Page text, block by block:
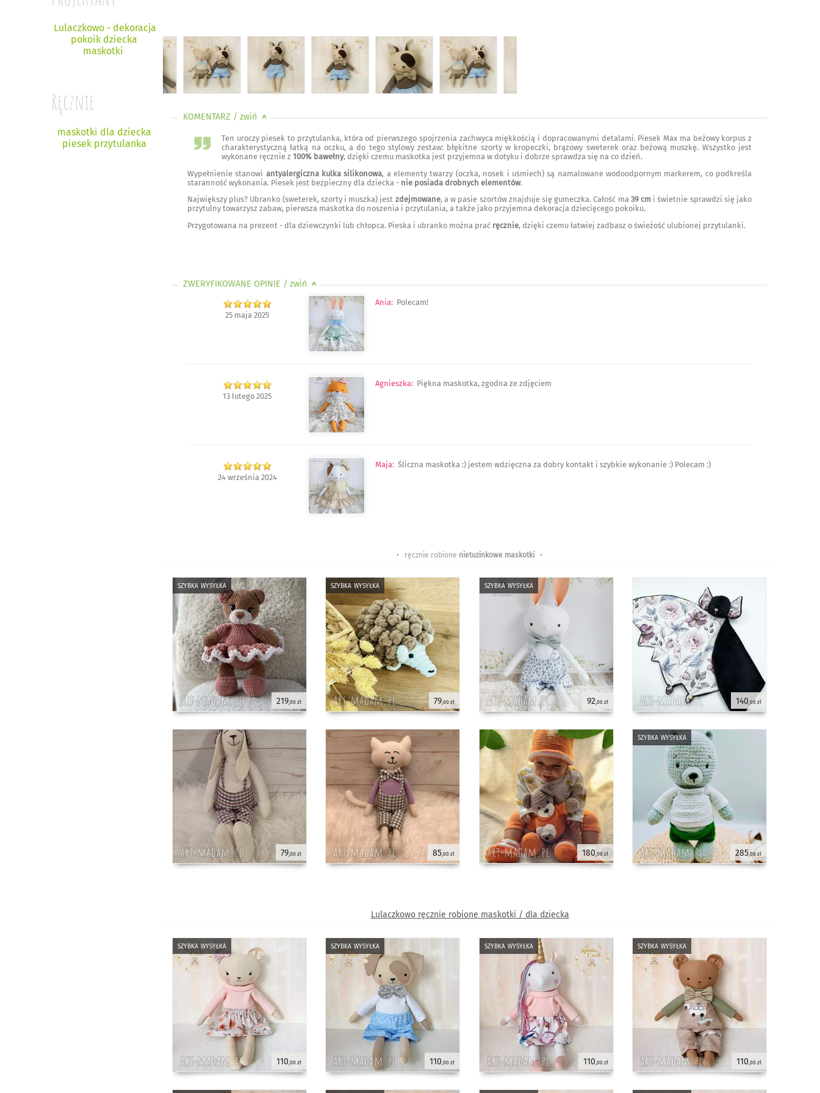
Lulaczkowo - dekoracja
pokoik dziecka
maskotki
Ręcznie
maskotki dla dziecka
piesek przytulanka
KOMENTARZ / zwiń <
Ten uroczy piesek to przytulanka, która od pierwszego spojrzenia zachwyca miękkością i dopracowanymi detalami. Piesek Max ma beżowy korpus z
charakterystyczną łatką na oczku, a do tego stylowy zestaw: błękitne szorty w kropeczki, brązowy sweterek oraz beżową muszkę. Wszystko jest
wykonane ręcznie z 100% bawełny, dzięki czemu maskotka jest przyjemna w dotyku i dobrze sprawdza się na co dzień.
Wypełnienie stanowi antyalergiczna kulka silikonowa, a elementy twarzy (oczka, nosek i uśmiech) są namalowane wodoodpornym markerem, co podkreśla
staranność wykonania. Piesek jest bezpieczny dla dziecka - nie posiada drobnych elementów.
Największy plus? Ubranko (sweterek, szorty i muszka) jest zdejmowane, a w pasie szortów znajduje się gumeczka. Całość ma 39 cmi świetnie sprawdzi się jako
przytulny towarzysz zabaw, pierwsza maskotka do noszenia i przytulania, a także jako przyjemna dekoracja dziecięcego pokoiku.
Przygotowana na prezent - dla dziewczynki lub chłopca. Pieska i ubranko można prać ręcznie, dzięki czemu łatwiej zadbasz o świeżość ulubionej przytulanki.
ZWERYFIKOWANE OPINIE / zwiń >
25 maja 2025
Ania: Polecam!
13 lutego 2025
Agnieszka: Piękna maskotka, zgodna ze zdjęciem
24 września 2024
Maja: Śliczna maskotka :) jestem wdzięczna za dobry kontakt i szybkie wykonanie :) Polecam :)
• ręcznie robione nietuzinkowe maskotki •
szybka wysyłka
219,00 zł
szybka wysyłka
79,00 zł
79,00 zł 85,00 zł
szybka wysyłka
92,00 zł 140,00 zł
180,00 zł
szybka wysyłka
285,00 zł
Lulaczkowo ręcznie robione maskotki / dla dziecka
szybka wysyłka
110,00 zł
szybka wysyłka
110,00 zł
szybka wysyłka
110 ,00 zł
szybka wysyłka
110 ,00 zł